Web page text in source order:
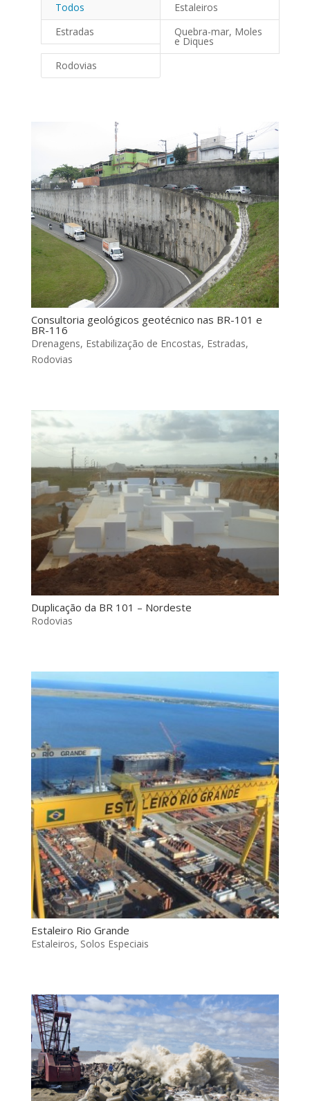
Todos
Estaleiros
Estradas
Quebra-mar, Moles
e Diques
Rodovias
Consultoria geológicos geotécnico nas BR-101 e
BR-116
Drenagens, Estabilização de Encostas, Estradas,
Rodovias
Duplicação da BR 101 – Nordeste
Rodovias
Estaleiro Rio Grande
Estaleiros, Solos Especiais